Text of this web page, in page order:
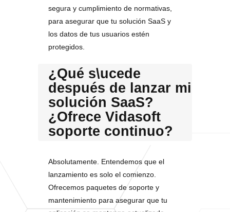
segura y cumplimiento de normativas,
para asegurar que tu solución SaaS y
los datos de tus usuarios estén
protegidos.
¿Qué s\ucede
después de lanzar mi
solución SaaS?
¿Ofrece Vidasoft
soporte continuo?
Absolutamente. Entendemos que el
lanzamiento es solo el comienzo.
Ofrecemos paquetes de soporte y
mantenimiento para asegurar que tu